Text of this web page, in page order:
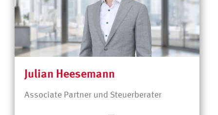
Julian Heesemann
Associate Partner und Steuerberater